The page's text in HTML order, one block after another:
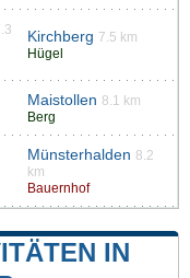
Kirchberg 7.5 km
Hügel
Maistollen 8.1 km
Berg
Münsterhalden 8.2
km
Bauernhof
IN